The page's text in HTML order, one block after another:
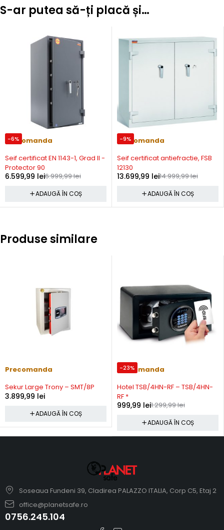
S-ar putea să-ți placă și…
-6%
Precomanda
Seif certificat EN 1143-1, Grad II -
Protector 90
6.999,99lei
6.599,99 lei
ADAUGĂ ÎN COȘ
-9%
Precomanda
Seif certificat antiefractie, FSB
12130
14.999,99lei
13.699,99 lei
ADAUGĂ ÎN COȘ
Produse similare
Precomanda
Sekur Large Trony – SMT/8P
3.899,99 lei
ADAUGĂ ÎN COȘ
-23%
Precomanda
Hotel TSB/4HN-RF – TSB/4HN-
RF *
1.299,99lei
999,99 lei
ADAUGĂ ÎN COȘ
Soseaua Fundeni 39, Cladirea PALAZZO ITALIA, Corp C5, Etaj 2
office@planetsafe.ro
0756.245.104